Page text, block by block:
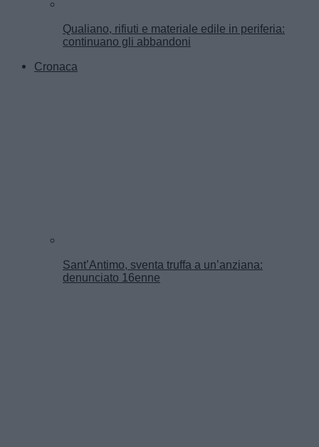
Qualiano, rifiuti e materiale edile in periferia:
continuano gli abbandoni
Cronaca
Sant’Antimo, sventa truffa a un’anziana:
denunciato 16enne